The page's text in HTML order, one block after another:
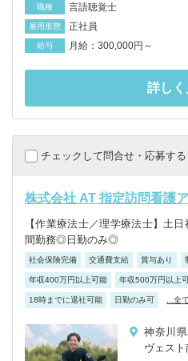
職種 言語聴覚士
雇用形態 正社員
給与 月給：300,000円～
詳しく
チェックして問合せ・応募する
株式会社 AT 指定訪問看護
【作業療法士／理学療法士】土
間勤務◎日勤のみ◎
社会保険完備 交通費支給 賞与あり
年収400万円以上可能 年収500万円以上
18時までに退社可能 日勤のみ可 ...全
神奈川
ヴェス